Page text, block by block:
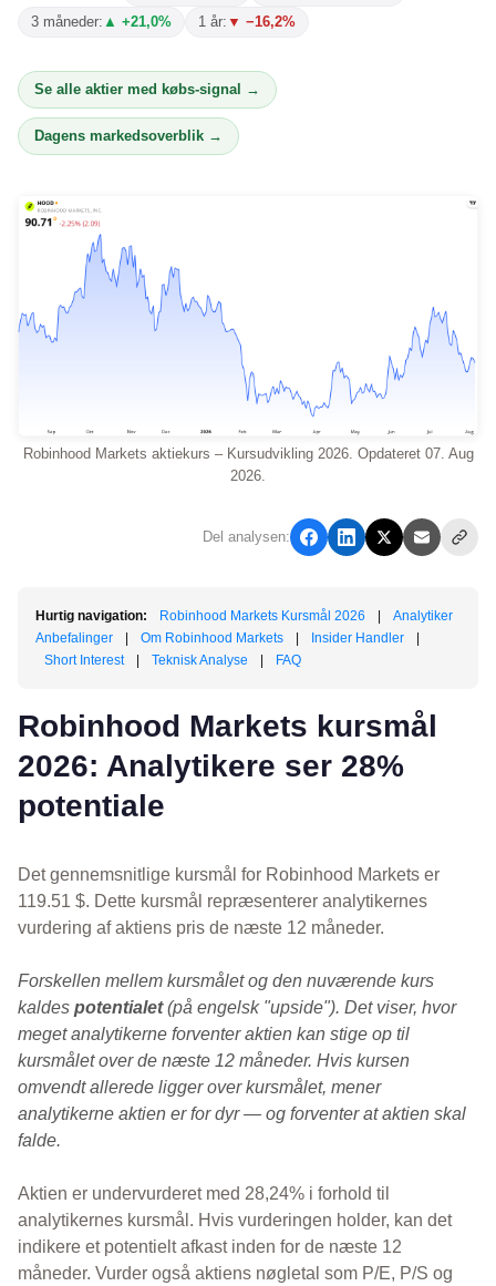
3 måneder: ▲ +21,0% 1 år: ▼ −16,2%
Se alle aktier med købs-signal →
Dagens markedsoverblik →
Robinhood Markets aktiekurs – Kursudvikling 2026. Opdateret 07. Aug
2026.
Del analysen:
Hurtig navigation: Robinhood Markets Kursmål 2026
Analytiker
Anbefalinger
Om Robinhood Markets Insider Handler
Short Interest
Teknisk Analyse FAQ
Robinhood Markets kursmål
2026: Analytikere ser 28%
potentiale
Det gennemsnitlige kursmål for Robinhood Markets er
119.51 $. Dette kursmål repræsenterer analytikernes
vurdering af aktiens pris de næste 12 måneder.
Forskellen mellem kursmålet og den nuværende kurs
kaldes potentialet(på engelsk "upside"). Det viser, hvor
meget analytikerne forventer aktien kan stige op til
kursmålet over de næste 12 måneder. Hvis kursen
omvendt allerede ligger over kursmålet, mener
analytikerne aktien er for dyr — og forventer at aktien skal
falde.
Aktien er undervurderet med 28,24% i forhold til
analytikernes kursmål. Hvis vurderingen holder, kan det
indikere et potentielt afkast inden for de næste 12
måneder. Vurder også aktiens nøgletal som P/E, P/S og